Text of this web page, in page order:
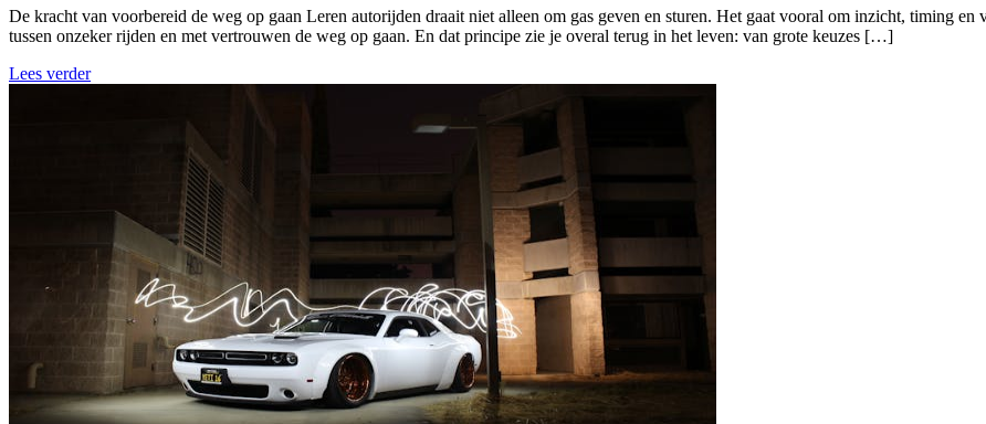
De kracht van voorbereid de weg op gaan Leren autorijden draait niet alleen om gas geven en sturen. Het gaat vooral om inzicht, timing
tussen onzeker rijden en met vertrouwen de weg op gaan. En dat principe zie je overal terug in het leven: van grote keuzes […]
Lees verder